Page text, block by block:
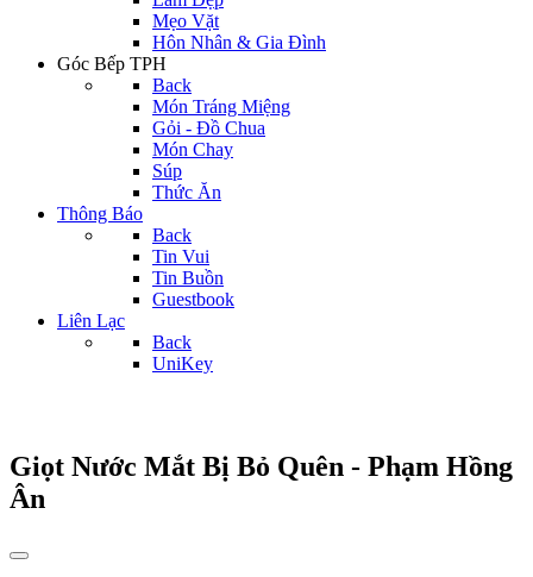
Mẹo Vặt
Hôn Nhân & Gia Đình
Góc Bếp TPH
Back
Món Tráng Miệng
Gỏi - Đồ Chua
Món Chay
Súp
Thức Ăn
Thông Báo
Back
Tin Vui
Tin Buồn
Guestbook
Liên Lạc
Back
UniKey
Giọt Nước Mắt Bị Bỏ Quên - Phạm Hồng
Ân